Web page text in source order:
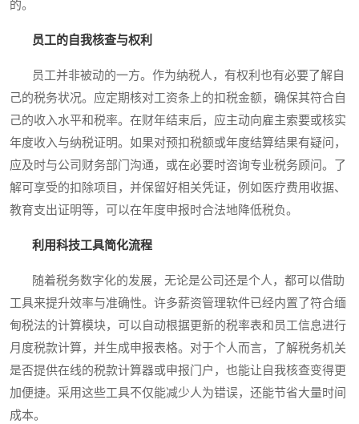
的。
员工的自我核查与权利
员工并非被动的一方。作为纳税人，有权利也有必要了解自
己的税务状况。应定期核对工资条上的扣税金额，确保其符合自
己的收入水平和税率。在财年结束后，应主动向雇主索要或核实
年度收入与纳税证明。如果对预扣税额或年度结算结果有疑问，
应及时与公司财务部门沟通，或在必要时咨询专业税务顾问。了
解可享受的扣除项目，并保留好相关凭证，例如医疗费用收据、
教育支出证明等，可以在年度申报时合法地降低税负。
利用科技工具简化流程
随着税务数字化的发展，无论是公司还是个人，都可以借助
工具来提升效率与准确性。许多薪资管理软件已经内置了符合缅
甸税法的计算模块，可以自动根据更新的税率表和员工信息进行
月度税款计算，并生成申报表格。对于个人而言，了解税务机关
是否提供在线的税款计算器或申报门户，也能让自我核查变得更
加便捷。采用这些工具不仅能减少人为错误，还能节省大量时间
成本。